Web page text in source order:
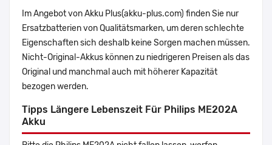
Im Angebot von Akku Plus(akku-plus.com) finden Sie nur
Ersatzbatterien von Qualitätsmarken, um deren schlechte
Eigenschaften sich deshalb keine Sorgen machen müssen.
Nicht-Original-Akkus können zu niedrigeren Preisen als das
Original und manchmal auch mit höherer Kapazität
bezogen werden.
Tipps Längere Lebenszeit Für Philips ME202A
Akku